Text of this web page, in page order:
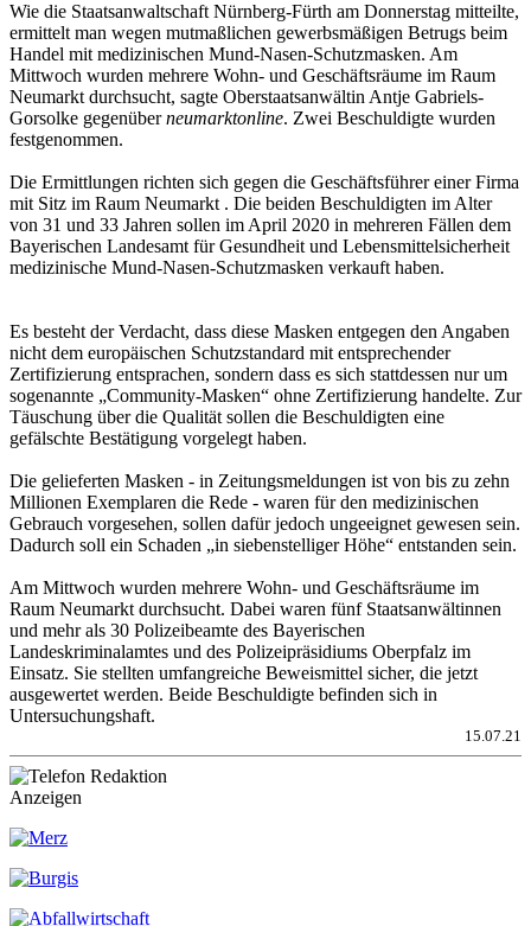
Wie die Staatsanwaltschaft Nürnberg-Fürth am Donnerstag mitteilte,
ermittelt man wegen mutmaßlichen gewerbsmäßigen Betrugs beim
Handel mit medizinischen Mund-Nasen-Schutzmasken. Am
Mittwoch wurden mehrere Wohn- und Geschäftsräume im Raum
Neumarkt durchsucht, sagte Oberstaatsanwältin Antje Gabriels-
Gorsolke gegenüberneumarktonline. Zwei Beschuldigte wurden
festgenommen.
Die Ermittlungen richten sich gegen die Geschäftsführer einer Firma
mit Sitz im Raum Neumarkt . Die beiden Beschuldigten im Alter
von 31 und 33 Jahren sollen im April 2020 in mehreren Fällen dem
Bayerischen Landesamt für Gesundheit und Lebensmittelsicherheit
medizinische Mund-Nasen-Schutzmasken verkauft haben.
Es besteht der Verdacht, dass diese Masken entgegen den Angaben
nicht dem europäischen Schutzstandard mit entsprechender
Zertifizierung entsprachen, sondern dass es sich stattdessen nur um
sogenannte „Community-Masken“ ohne Zertifizierung handelte. Zur
Täuschung über die Qualität sollen die Beschuldigten eine
gefälschte Bestätigung vorgelegt haben.
Die gelieferten Masken - in Zeitungsmeldungen ist von bis zu zehn
Millionen Exemplaren die Rede - waren für den medizinischen
Gebrauch vorgesehen, sollen dafür jedoch ungeeignet gewesen sein.
Dadurch soll ein Schaden „in siebenstelliger Höhe“ entstanden sein.
Am Mittwoch wurden mehrere Wohn- und Geschäftsräume im
Raum Neumarkt durchsucht. Dabei waren fünf Staatsanwältinnen
und mehr als 30 Polizeibeamte des Bayerischen
Landeskriminalamtes und des Polizeipräsidiums Oberpfalz im
Einsatz. Sie stellten umfangreiche Beweismittel sicher, die jetzt
ausgewertet werden. Beide Beschuldigte befinden sich in
Untersuchungshaft.
15.07.21
Anzeigen